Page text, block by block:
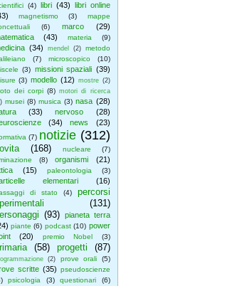
(4) libri (43) libri online
magnetismo (3)
mappe
(6) marco
(29)
(43) materia (9)
(34) mendel (2)
metodo
(7) microscopico
(10)
(3) missioni spaziali (39)
(3) modello (12) mostre (2)
dei corpi (8) motori di ricerca
musei (8) musica (3) nasa (28)
(33) nervoso
(28)
(34) news (23)
(7) notizie (312)
(168) nucleare
(7)
(8) organismi
(21)
(15) paleontologia (3)
elementari (16)
di stato (4)
percorsi
(131)
(93)
pianeta terra
piante (6) podcast (10) power
(20) premio Nobel (3)
(58) progetti (87)
(2) prove orali (5)
scritte (35) pseudoscienze
psicologia (3) questionari
(6)